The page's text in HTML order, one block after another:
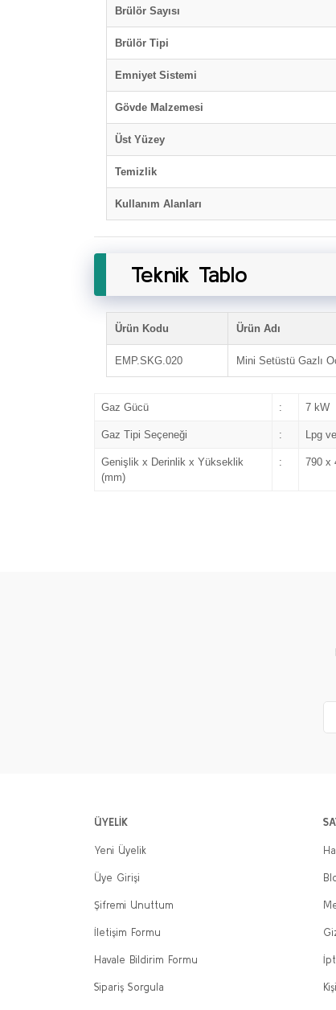
Brülör Sayısı
Brülör Tipi
Emniyet Sistemi
Gövde Malzemesi
Üst Yüzey
Temizlik
Kullanım Alanları
Teknik Tablo
Ürün Kodu Ürün Adı
EMP.SKG.020 Mini Setüstü Gazlı
Gaz Gücü : 7 kW
Gaz Tipi Seçeneği : Lpg
Genişlik x Derinlik x Yükseklik
(mm)
: 790 x
ÜYELİK
Yeni Üyelik
Üye Girişi
Şifremi Unuttum
İletişim Formu
Havale Bildirim Formu
Sipariş Sorgula